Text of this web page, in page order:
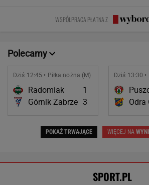
się samotną"
z
WSPÓŁPRACA PŁATNA Z
Polecamy
Dziś 12:45 • Piłka nożna (M)
Radomiak
1
Górnik Zabrze 3
Dziś 13:30 •
Odra
POKAŻ TRWAJĄCE WIĘCEJ NA
SPORT.PL